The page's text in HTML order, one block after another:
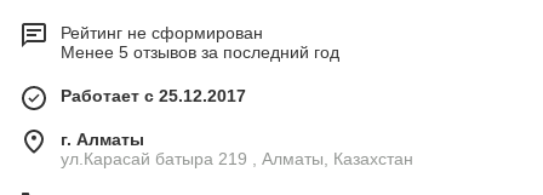
Рейтинг не сформирован
Менее 5 отзывов за последний год
Работает с 25.12.2017
г. Алматы
ул.Карасай батыра 219 , Алматы, Казахстан